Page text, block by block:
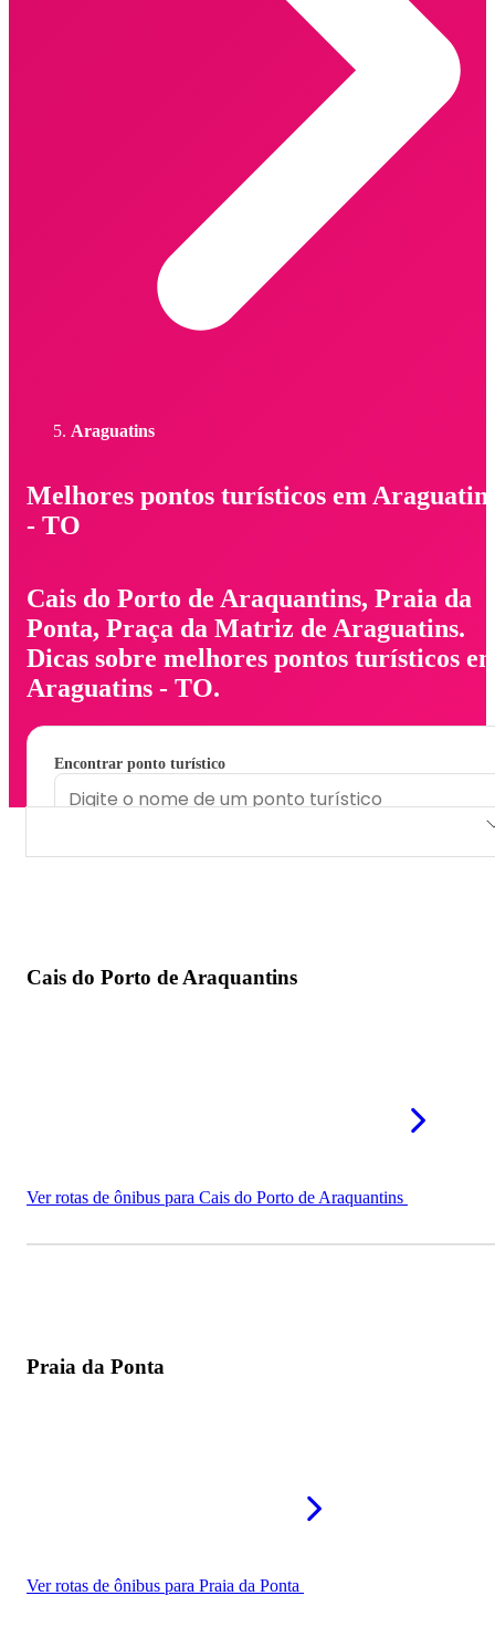
Araguatins
Melhores pontos turísticos em
- TO
Cais do Porto de Araquantins, Praia da
Ponta, Praça da Matriz de Araguatins.
Dicas sobre melhores pontos turísticos
Araguatins - TO.
Encontrar ponto turístico
Cais do Porto de Araquantins
Ver rotas de ônibus para Cais do Porto de Araquantins
Praia da Ponta
Ver rotas de ônibus para Praia da Ponta